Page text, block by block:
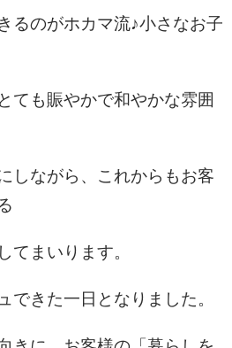
るのがホカマ流♪小さなお子
とても賑やかで和やかな雰囲
しながら、これからもお客
てまいります。
できた一日となりました。